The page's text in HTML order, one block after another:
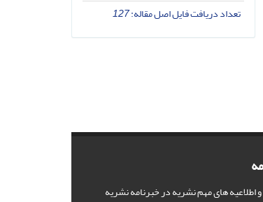
تعداد دریافت فایل اصل مقاله:127
اطلاعیه های مهم نشریه در خبرنامه نشریه